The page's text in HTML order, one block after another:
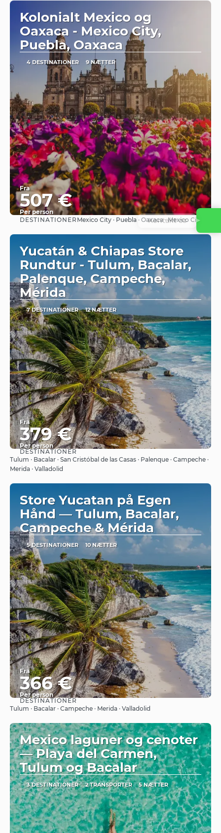
Kolonialt Mexico og
Oaxaca - Mexico City,
Puebla, Oaxaca
4 DESTINATIONER 9 NÆTTER
Fra
507 €
Per person
Se
DESTINATIONER Mexico City · Puebla · Oaxaca · Mexico City
Yucatán & Chiapas Store
Rundtur - Tulum, Bacalar,
Palenque, Campeche,
Mérida
7 DESTINATIONER 12 NÆTTER
Fra
379 €
Per person
Se
DESTINATIONER
Tulum · Bacalar · San Cristóbal de las Casas · Palenque · Campeche ·
Merida · Valladolid
Store Yucatan på Egen
Hånd — Tulum, Bacalar,
Campeche & Mérida
5 DESTINATIONER 10 NÆTTER
Fra
366 €
Per person
Se
DESTINATIONER
Tulum · Bacalar · Campeche · Merida · Valladolid
Mexico laguner og cenoter
— Playa del Carmen,
Tulum og Bacalar
3 DESTINATIONER 2 TRANSPORTER 5 NÆTTER
Kontakt os